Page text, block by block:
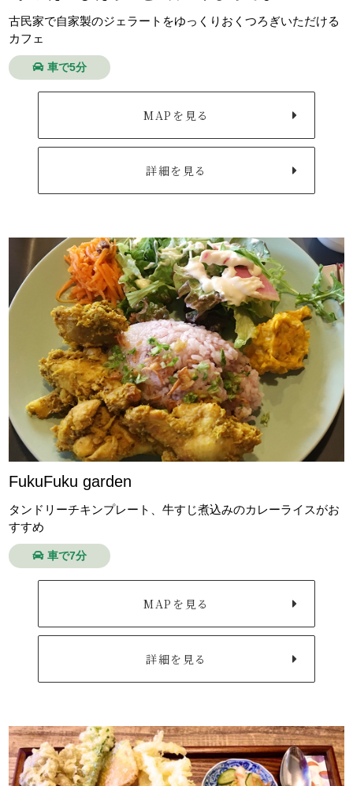
古民家で自家製のジェラートをゆっくりおくつろぎいただける
カフェ
車で5分
MAPを見る
詳細を見る
FukuFuku garden
タンドリーチキンプレート、牛すじ煮込みのカレーライスがお
すすめ
車で7分
MAPを見る
詳細を見る